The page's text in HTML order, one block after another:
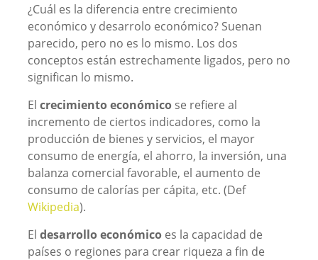
¿Cuál es la diferencia entre crecimiento
económico y desarrolo económico? Suenan
parecido, pero no es lo mismo. Los dos
conceptos están estrechamente ligados, pero no
significan lo mismo.
El crecimiento económicose refiere al
incremento de ciertos indicadores, como la
producción de bienes y servicios, el mayor
consumo de energía, el ahorro, la inversión, una
balanza comercial favorable, el aumento de
consumo de calorías per cápita, etc. (Def
Wikipedia).
El desarrollo económico es la capacidad de
países o regiones para crear riqueza a fin de